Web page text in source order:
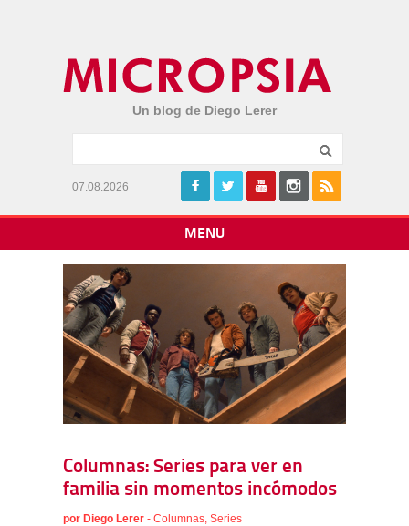
Un blog de Diego Lerer
07.08.2026
MENU
Columnas: Series para ver en
familia sin momentos incómodos
por Diego Lerer - Columnas Series